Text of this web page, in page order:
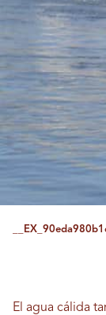
El agua cálida